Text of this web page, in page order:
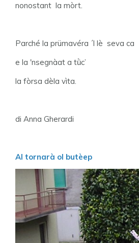
nonostant la mòrt.
Parché la prümavéra ´l lè seva ca
e la 'nsegnàat a tǜc’
la fòrsa dèla vìta.
di Anna Gherardi
Al tornarà ol butèep